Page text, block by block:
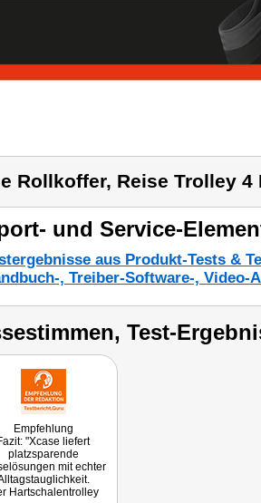
Rollkoffer, Reise Trolley
und Service-
aus Produkt-Tests &
, Treiber-Software-, Video-
Test-
Empfehlung
"Xcase liefert
platzsparende
mit echter
Hartschalentrolley